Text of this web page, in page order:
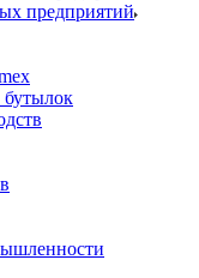
предприятий